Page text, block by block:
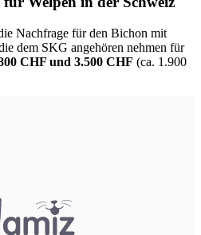
Nachfrage für den Bichon mit
dem SKG angehören nehmen für
CHF und 3.500 CHF (ca. 1.900